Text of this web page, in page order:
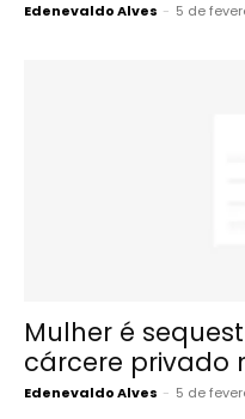
Edenevaldo Alves - 5 de
Mulher é
cárcere privado
Edenevaldo Alves - 5 de